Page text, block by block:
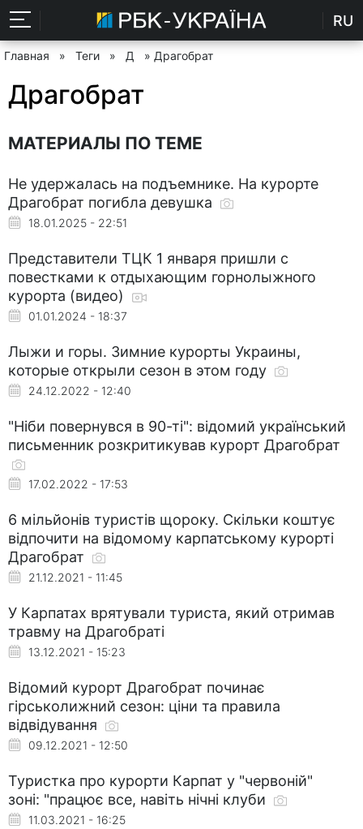
RU
Главная » Теги » Д » Драгобрат
Драгобрат
МАТЕРИАЛЫ ПО ТЕМЕ
Не удержалась на подъемнике. На курорте
Драгобрат погибла девушка
18.01.2025 - 22:51
Представители ТЦК 1 января пришли с
повестками к отдыхающим горнолыжного
курорта (видео)
01.01.2024 - 18:37
Лыжи и горы. Зимние курорты Украины,
которые открыли сезон в этом году
24.12.2022 - 12:40
"Ніби повернувся в 90-ті": відомий український
письменник розкритикував курорт Драгобрат
17.02.2022 - 17:53
6 мільйонів туристів щороку. Скільки коштує
відпочити на відомому карпатському курорті
Драгобрат
21.12.2021 - 11:45
У Карпатах врятували туриста, який отримав
травму на Драгобраті
13.12.2021 - 15:23
Відомий курорт Драгобрат починає
гірськолижний сезон: ціни та правила
відвідування
09.12.2021 - 12:50
Туристка про курорти Карпат у "червоній"
зоні: "працює все, навіть нічні клуби
11.03.2021 - 16:25